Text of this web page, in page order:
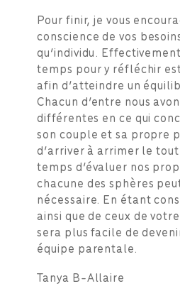
Pour finir, je vous
conscience de vos
qu’individu.
temps pour y réfléchir
afin d’atteindre un
Chacun d’entre nous
différentes en ce qui
son couple et sa propre
d’arriver à arrimer le
temps d’évaluer nos
chacune des sphères
nécessaire. En étant
ainsi que de ceux de
sera plus facile de
équipe parentale.
Tanya B-Allaire